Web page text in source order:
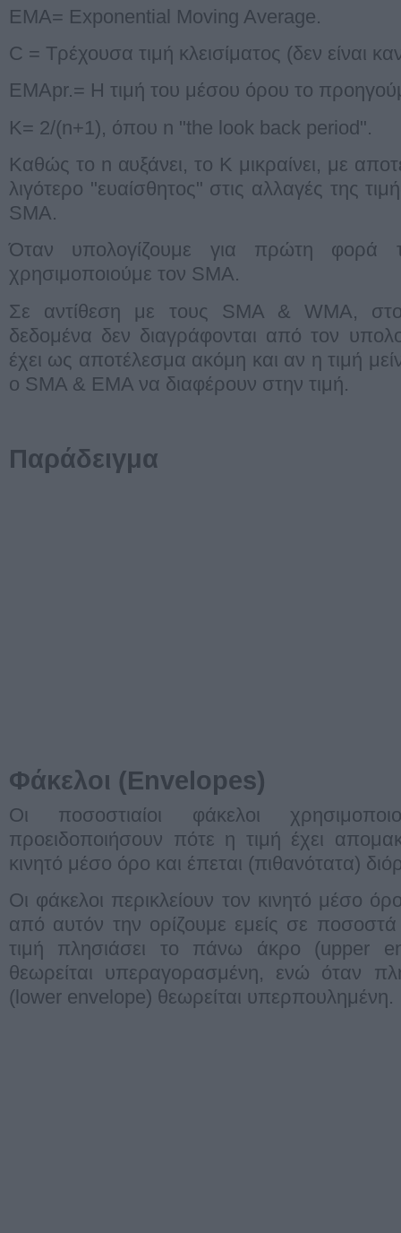
EMA= Exponential Moving Average.
C = Τρέχουσα τιμή κλεισίματος (δεν είναι
EMApr.= Η τιμή του μέσου όρου το
K= 2/(n+1), όπου n "the look back period".
Καθώς το n αυξάνει, το Κ μικραίνει, με
λιγότερο "ευαίσθητος" στις αλλαγές της
SMA.
Όταν υπολογίζουμε για πρώτη
χρησιμοποιούμε τον SMA.
Σε αντίθεση με τους SMA & WMA,
δεδομένα δεν διαγράφονται από τον
έχει ως αποτέλεσμα ακόμη και αν η τιμή
ο SMA & EMA να διαφέρουν στην τιμή.
Παράδειγμα
Φάκελοι (Envelopes)
Οι ποσοστιαίοι φάκελοι
προειδοποιήσουν πότε η τιμή έχει
κινητό μέσο όρο και έπεται (πιθανότατα)
Οι φάκελοι περικλείουν τον κινητό μέσο
από αυτόν την ορίζουμε εμείς σε
τιμή πλησιάσει το πάνω άκρο (upper
θεωρείται υπεραγορασμένη, ενώ όταν
(lower envelope) θεωρείται υπερπουλημένη.